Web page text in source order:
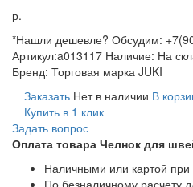
р.
*Нашли дешевле? Обсудим:
Артикул:a013117 Наличие: На
Бренд: Торговая марка JUKI
Заказать Нет в наличии В
Купить в 1 клик
Задать вопрос
Оплата товара Челнок для
Наличными или картой при
По безналичному расчету